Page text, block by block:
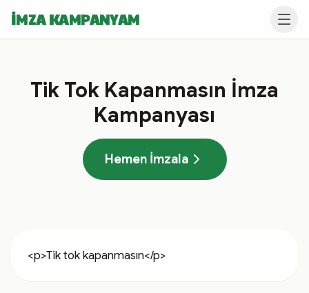
İMZA KAMPANYAM
Tik Tok Kapanmasın İmza
Kampanyası
Hemen İmzala
<p>Tik tok kapanmasın</p>